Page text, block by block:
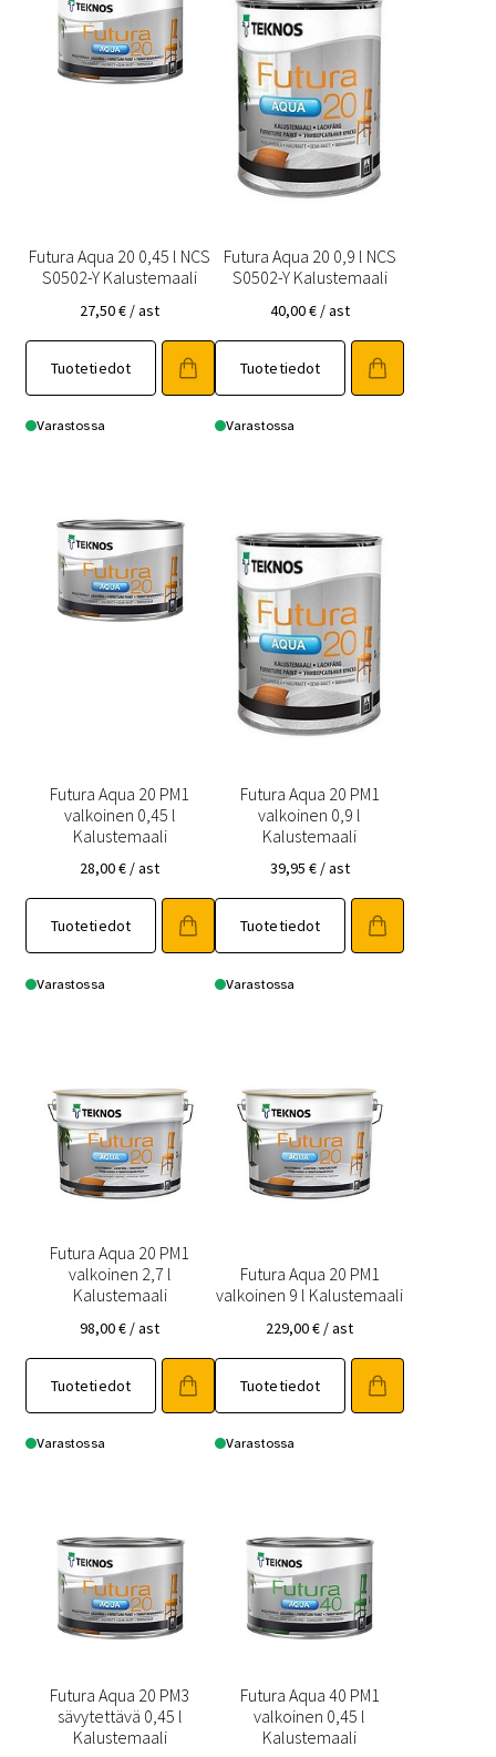
Futura Aqua 20 0,45 l NCS
S0502-Y Kalustemaali
27,50€ / ast
Tuotetiedot
Varastossa
Futura Aqua 20 0,9 l NCS
S0502-Y Kalustemaali
40,00€ / ast
Tuotetiedot
Varastossa
Futura Aqua 20 PM1
valkoinen 0,45 l
Kalustemaali
28,00€ / ast
Tuotetiedot
Varastossa
Futura Aqua 20 PM1
valkoinen 0,9 l
Kalustemaali
39,95 € / ast
Tuotetiedot
Varastossa
Futura Aqua 20 PM1
valkoinen 2,7 l
Kalustemaali
98,00€ / ast
Tuotetiedot
Varastossa
Futura Aqua 20 PM1
valkoinen 9 l Kalustemaali
229,00€ / ast
Tuotetiedot
Varastossa
Futura Aqua 20 PM3
sävytettävä 0,45 l
Kalustemaali
Futura Aqua 40 PM1
valkoinen 0,45 l
Kalustemaali